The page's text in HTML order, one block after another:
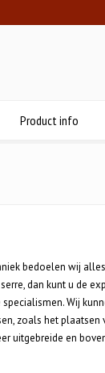
Product info
bedoelen wij
dan kunt u de
Wij
zoals het plaatsen
uitgebreide en